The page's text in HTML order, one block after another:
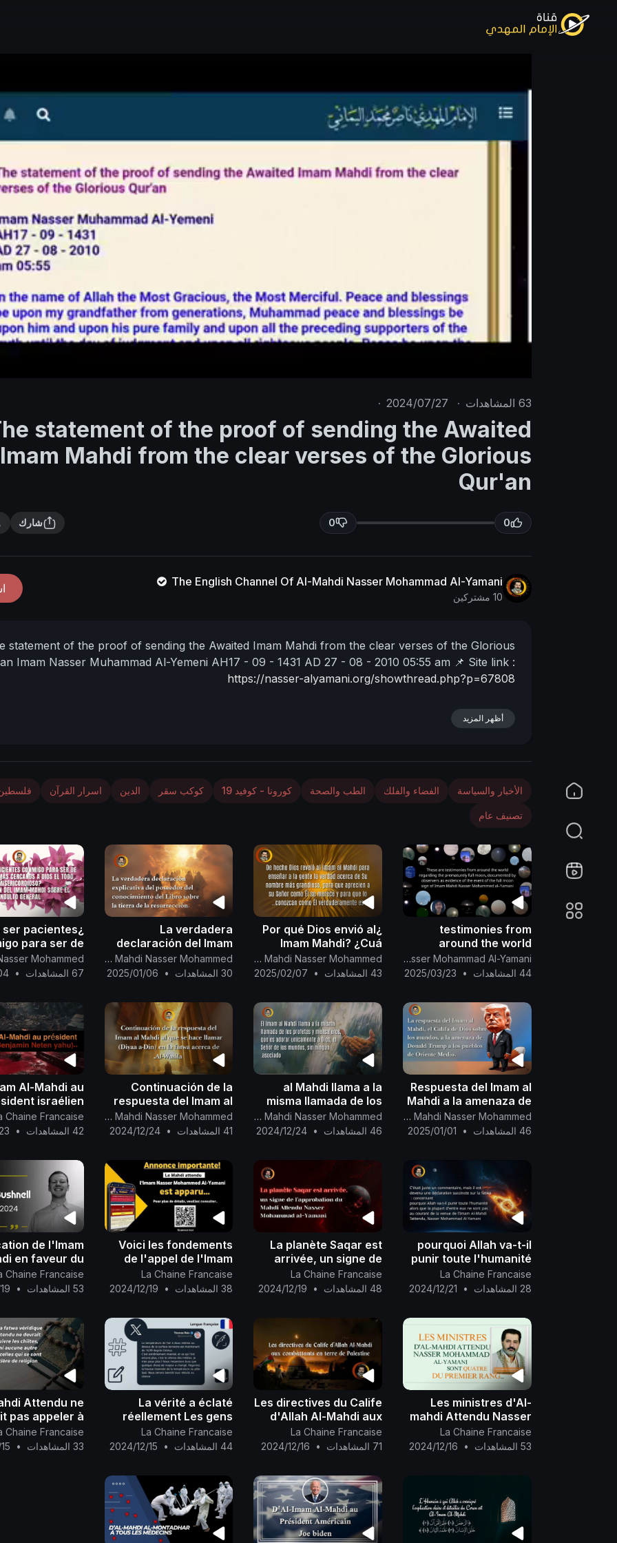
M
u
t
S
t
t
n
s
63 المشاهدات ·
2024/07/27
·
statement of the proof of sending the Awaited
Imam Mahdi from the clear verses of the Glorious
Qur'an
0
0 شارك
The English Channel Of Al-Mahdi Nasser Mohammad Al-Yamani
10 مشتركين
statement of the proof of sending the Awaited Imam Mahdi from the clear verses of the Glorious
Imam Nasser Muhammad Al-Yemeni AH17 - 09 - 1431 AD 27 - 08 - 2010 05:55 am 📌 Site link :
https://nasser-alyamani.org/showthread.php?p=67808
أظهر المزيد
الأخبار والسياسة الفضاء والفلك الطب والصحة كورونا - كوفيد 19 كوكب سقر الدين اسرار القرآن
تصنيف عام
testimonies from
around the world
regarding the
prematurely full moon,
sign of Imam Al-Mahdi
The English Channel Of Al-Mahdi Nasser Mohammad Al-Yamani
44 المشاهدات
•
2025/03/23
¿Por qué Dios envió al
Imam Mahdi? ¿Cuá
Canal Oficial Del Imam Al Mahdi Nasser Mohammed
43 المشاهدات
•
2025/02/07
La verdadera
declaración del Imam
Mahdi sobre la tierra
de la resurrección....
Canal Oficial Del Imam Al Mahdi Nasser Mohammed
30 المشاهدات
•
2025/01/06
ser pacientes
para ser de
los siervos más
a Dios el
sobre el indult
67 المشاهدات
•
Respuesta del Imam al
Mahdi a la amenaza de
Donald Trump a los
pueblos de Oriente
Canal Oficial Del Imam Al Mahdi Nasser Mohammed
46 المشاهدات
•
2025/01/01
al Mahdi llama a la
misma llamada de los
profetas y mensajeros,
que es adorar
Canal Oficial Del Imam Al Mahdi Nasser Mohammed
46 المشاهدات
•
2024/12/24
Continuación de la
respuesta del Imam al
Mahdi al que se hace
llamar (Diyaa a-Din) en
Canal Oficial Del Imam Al Mahdi Nasser Mohammed
41 المشاهدات
•
2024/12/24
Al-Mahdi au
israélien
Neten
yahu*)..
Chaine Francaise
42 المشاهدات
•
pourquoi Allah va-t-il
punir toute l'humanité
eux ne sont pas au
courant de la venue Al-
La Chaine Francaise
28 المشاهدات
•
2024/12/21
La planète Saqar est
arrivée, un signe de
l'approbation du Mahdi
Attendu Nasser
La Chaine Francaise
48 المشاهدات
•
2024/12/19
Voici les fondements
de l'appel de l'Imam
Nasser Mohammad Al-
Yamani et de sa vision
La Chaine Francaise
38 المشاهدات
•
2024/12/19
de l'Imam
en faveur du
(celui
immolé par le
Chaine Francaise
53 المشاهدات
•
Les ministres d'Al-
mahdi Attendu Nasser
Mohammad Al-Yamani
sont quatre du premier
La Chaine Francaise
53 المشاهدات
•
2024/12/16
Les directives du Calife
d'Allah Al-Mahdi aux
combattants en terre
de Palestine..
La Chaine Francaise
71 المشاهدات
•
2024/12/16
La vérité a éclaté
réellement Les gens
commencent à
ressentir les
La Chaine Francaise
44 المشاهدات
•
2024/12/15
Attendu ne
pas appeler à
chiites, ni les
ni aucune
Chaine Francaise
33 المشاهدات
•